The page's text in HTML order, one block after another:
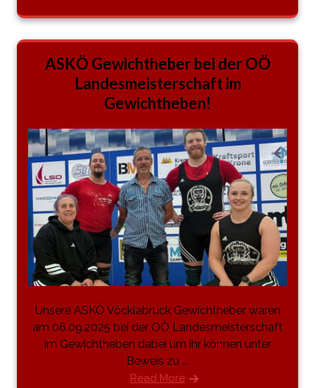
ASKÖ Gewichtheber bei der OÖ
Landesmeisterschaft im
Gewichtheben!
Unsere ASKÖ Vöcklabruck Gewichtheber waren
am 06.09.2025 bei der OÖ Landesmeisterschaft
im Gewichtheben dabei um ihr können unter
Beweis zu ...
Read More